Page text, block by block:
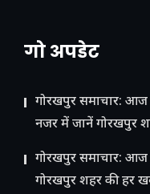
गो अपडेट
गोरखपुर समाचार: आज
नजर में जानें गोरखपुर
गोरखपुर समाचार: आज
गोरखपुर शहर की हर